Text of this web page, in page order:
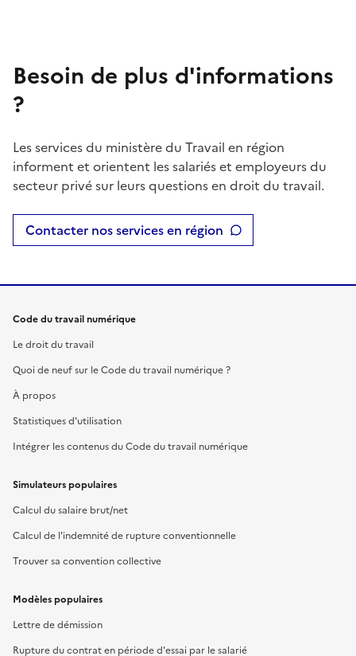
Besoin de plus d'informations
?
Les services du ministère du Travail en région
informent et orientent les salariés et employeurs du
secteur privé sur leurs questions en droit du travail.
Contacter nos services en région
Code du travail numérique
Le droit du travail
Quoi de neuf sur le Code du travail numérique ?
À propos
Statistiques d'utilisation
Intégrer les contenus du Code du travail numérique
Simulateurs populaires
Calcul du salaire brut/net
Calcul de l'indemnité de rupture conventionnelle
Trouver sa convention collective
Modèles populaires
Lettre de démission
Rupture du contrat en période d'essai par le salarié